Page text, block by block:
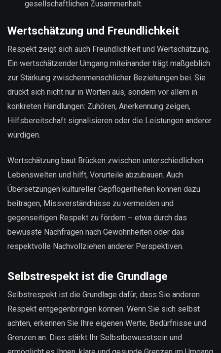
gesellschaftlichen Zusammenhalt.
Wertschätzung und Freundlichkeit
Respekt zeigt sich auch Freundlichkeit und Wertschätzung.
Ein wertschätzender Umgang miteinander trägt maßgeblich
zur Stärkung zwischenmenschlicher Beziehungen bei. Sie
drückt sich nicht nur in Worten aus, sondern vor allem in
konkreten Handlungen: Zuhören, Anerkennung zeigen,
Hilfsbereitschaft signalisieren oder die Leistungen anderer
würdigen.
Wertschätzung baut Brücken zwischen unterschiedlichen
Lebenswelten und hilft, Vorurteile abzubauen. Auch
Übersetzungen kultureller Gepflogenheiten können dazu
beitragen, Missverständnisse zu vermeiden und
gegenseitigen Respekt zu fördern – etwa durch das
bewusste Nachfragen nach Gewohnheiten oder das
respektvolle Nachvollziehen anderer Perspektiven.
Selbstrespekt ist die Grundlage
Selbstrespekt ist die Grundlage dafür, dass Sie anderen
Respekt entgegenbringen können. Wenn Sie sich selbst
achten, erkennen Sie Ihre eigenen Werte, Bedürfnisse und
Grenzen an. Dies stärkt Ihr Selbstbewusstsein und